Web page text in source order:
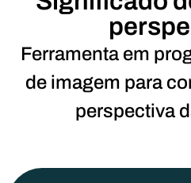
Ferramenta em
de imagem para
perspectiva